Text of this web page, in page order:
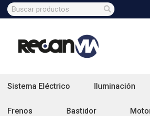
Sistema Eléctrico Iluminación
Frenos Bastidor